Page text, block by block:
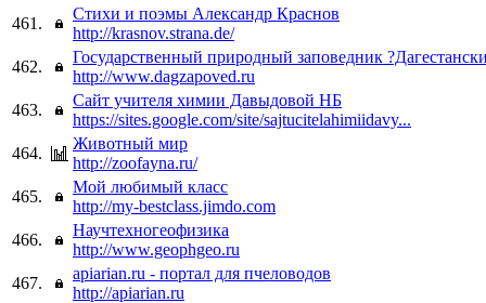
461.
Стихи и поэмы Александр Краснов
http://krasnov.strana.de/
462.
Государственный природный заповедник
http://www.dagzapoved.ru
463.
Сайт учителя химии Давыдовой НБ
https://sites.google.com/site/sajtucitelahimiidavy...
464.
Животный мир
http://zoofayna.ru/
465.
Мой любимый класс
http://my-bestclass.jimdo.com
466.
Научтехногеофизика
http://www.geophgeo.ru
467.
apiarian.ru - портал для пчеловодов
http://apiarian.ru